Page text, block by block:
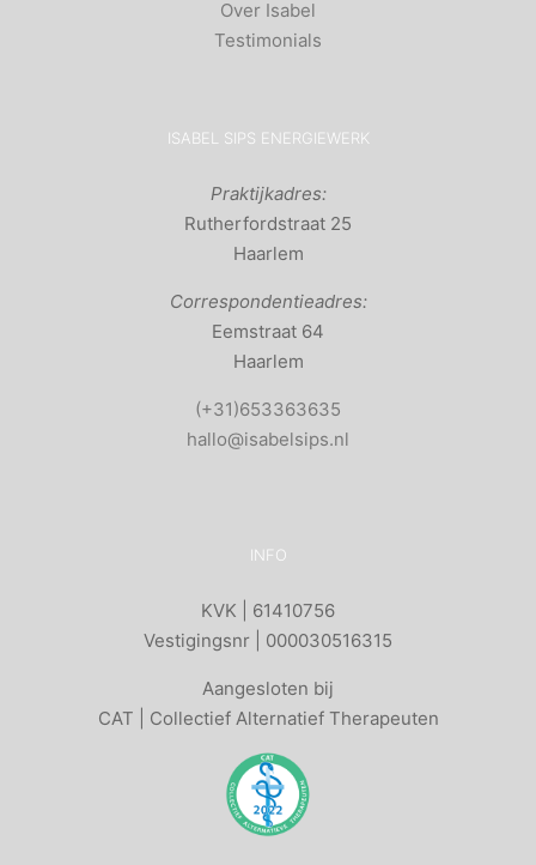
Over Isabel
Testimonials
ISABEL SIPS ENERGIEWERK
Praktijkadres:
Rutherfordstraat 25
Haarlem
Correspondentieadres:
Eemstraat 64
Haarlem
(+31)653363635
hallo@isabelsips.nl
INFO
KVK | 61410756
Vestigingsnr | 000030516315
Aangesloten bij
CAT | Collectief Alternatief Therapeuten